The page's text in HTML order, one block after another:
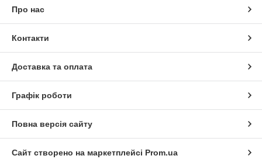
Про нас
Контакти
Доставка та оплата
Графік роботи
Повна версія сайту
Сайт створено на маркетплейсі Prom.ua